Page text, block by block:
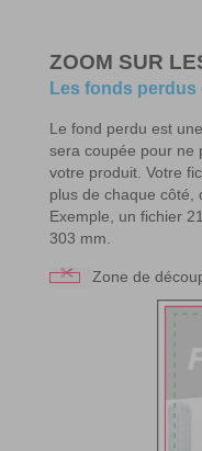
ZOOM SUR
Les fonds perdus
Le fond perdu est
sera coupée pour ne
votre produit. Votre
plus de chaque côté,
Exemple, un fichier
303 mm.
Zone de